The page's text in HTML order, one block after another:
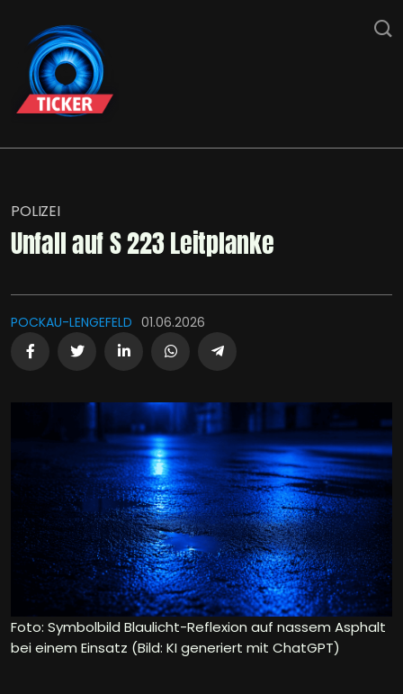
POLIZEI
Unfall auf S 223 Leitplanke
POCKAU-LENGEFELD 01.06.2026
Foto: Symbolbild Blaulicht-Reflexion auf nassem Asphalt
bei einem Einsatz (Bild: KI generiert mit ChatGPT)